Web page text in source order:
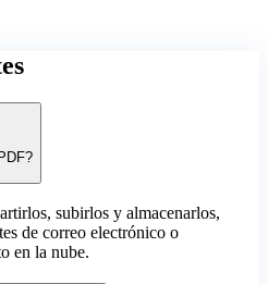
subirlos y almacenarlos,
de correo electrónico o
en la nube.